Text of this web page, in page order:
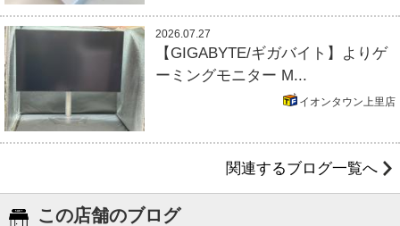
2026.07.27
【GIGABYTE/ギガバイト】よりゲ
ーミングモニター M...
イオンタウン上里店
関連するブログ一覧へ
この店舗のブログ